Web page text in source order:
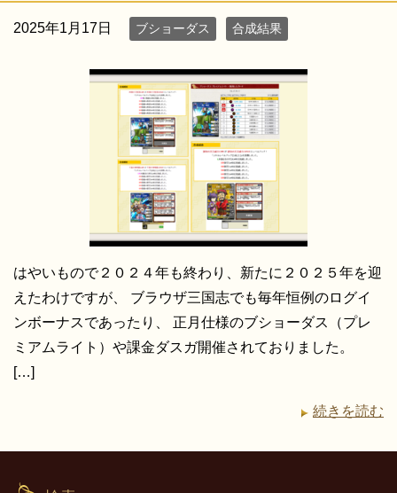
2025年1月17日 ブショーダス 合成結果
はやいもので２０２４年も終わり、新たに２０２５年を迎
えたわけですが、 ブラウザ三国志でも毎年恒例のログイ
ンボーナスであったり、 正月仕様のブショーダス（プレ
ミアムライト）や課金ダスガ開催されておりました。
[…]
続きを読む